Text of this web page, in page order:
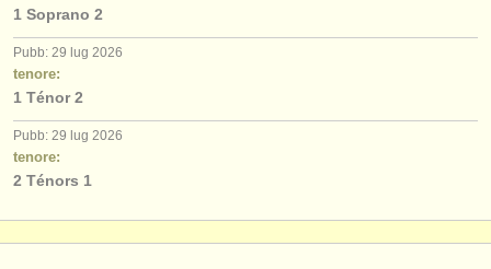
ATSfaq
accedi
1 Soprano 2
Pubb: 29 lug 2026
tenore:
1 Ténor 2
Pubb: 29 lug 2026
tenore:
2 Ténors 1